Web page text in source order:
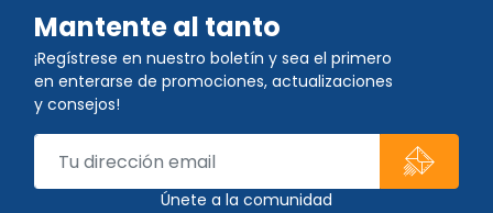
Mantente al tanto
¡Regístrese en nuestro boletín y sea el primero
en enterarse de promociones, actualizaciones
y consejos!
Únete a la comunidad